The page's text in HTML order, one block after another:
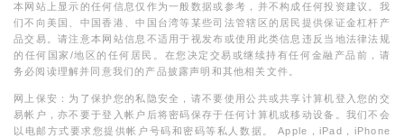
本网站上显示的任何信息仅作为一般数据或参考，并不构成任何投资建议。我
们不向美国、中国香港、中国台湾等某些司法管辖区的居民提供保证金杠杆产
品交易。请注意本网站信息不适用于视发布或使用此类信息违反当地法律法规
的任何国家/地区的任何居民。在您决定交易或继续持有任何金融产品前，请
务必阅读理解并同意我们的产品披露声明和其他相关文件。
网上保安：为了保护您的私隐安全，请不要使用公共或共享计算机登入您的交
易帐户，亦不要于登入帐户后将密码保存于任何计算机或移动设备。我们不会
以电邮方式要求您提供帐户号码和密码等私人数据。 Apple，iPad，iPhone